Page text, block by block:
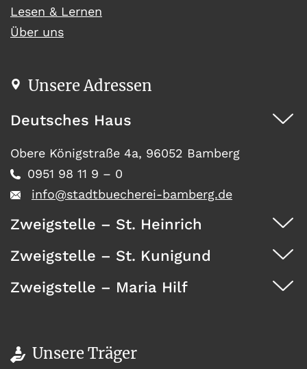
Lesen & Lernen
Über uns
Unsere Adressen
Deutsches Haus
Obere Königstraße 4a, 96052 Bamberg
0951 98 11 9 – 0
info@stadtbuecherei-bamberg.de
Zweigstelle – St. Heinrich
Dürrwächterstr. 29, 96052 Bamberg
Zweigstelle – St. Kunigund
Seehofstraße 41, 96052 Bamberg
Zweigstelle – Maria Hilf
Unsere Träger